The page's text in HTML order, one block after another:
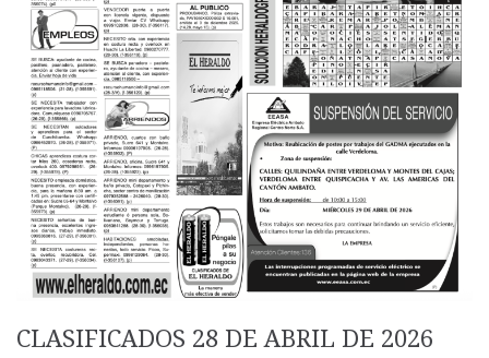
CLASIFICADOS 28 DE ABRIL DE 2026